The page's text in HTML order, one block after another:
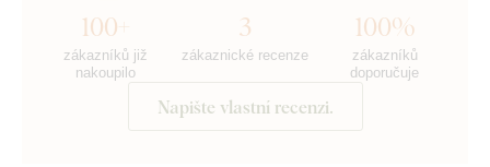
100+
zákazníků již
nakoupilo
3
zákaznické recenze
100%
zákazníků
doporučuje
Napište vlastní recenzi.